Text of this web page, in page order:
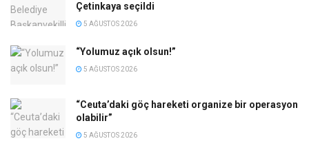
Çetinkaya seçildi
5 AĞUSTOS 2026
“Yolumuz açık olsun!”
5 AĞUSTOS 2026
“Ceuta’daki göç hareketi organize bir operasyon
olabilir”
5 AĞUSTOS 2026